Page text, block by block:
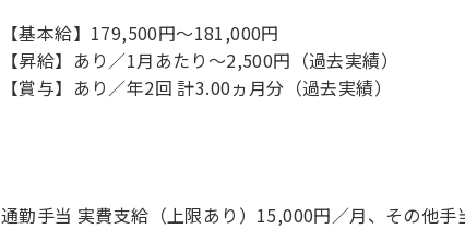
【基本給】179,500円～181,000円
【昇給】あり／1月あたり～2,500円（過去実績）
【賞与】あり／年2回 計3.00ヵ月分（過去実績）
通勤手当 実費支給（上限あり）15,000円／月、その他